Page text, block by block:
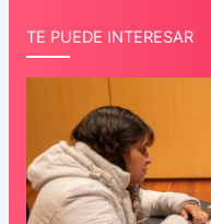
TE PUEDE INTERESAR